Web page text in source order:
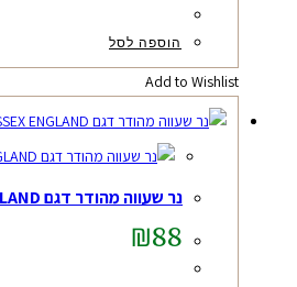
הוספה לסל
Add to Wishlist
נר שעווה מהודר דגם SUSSEX ENGLAND
₪88